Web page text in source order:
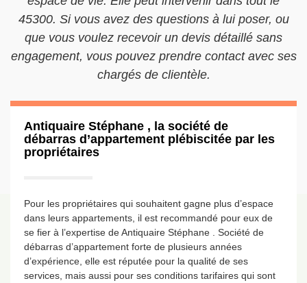
45300. Si vous avez des questions à lui poser, ou
que vous voulez recevoir un devis détaillé sans
engagement, vous pouvez prendre contact avec ses
chargés de clientèle.
Antiquaire Stéphane , la société de
débarras d’appartement plébiscitée par les
propriétaires
Pour les propriétaires qui souhaitent gagne plus d’espace
dans leurs appartements, il est recommandé pour eux de
se fier à l’expertise de Antiquaire Stéphane . Société de
débarras d’appartement forte de plusieurs années
d’expérience, elle est réputée pour la qualité de ses
services, mais aussi pour ses conditions tarifaires qui sont